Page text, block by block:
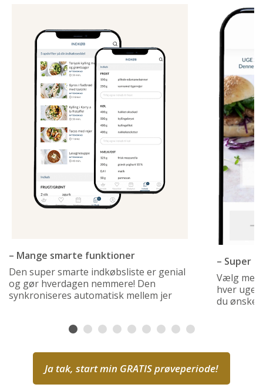
– Mange smarte funktioner
Den super smarte indkøbsliste er genial
og gør hverdagen nemmere! Den
synkroniseres automatisk mellem jer
– Super
Vælg
hver uge,
du ønsker.
Ja tak, start min GRATIS prøveperiode!